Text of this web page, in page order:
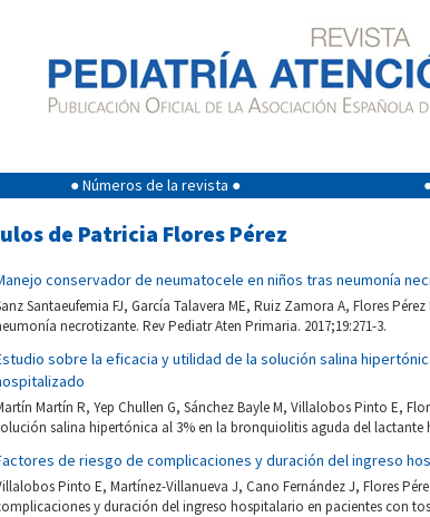
● Números de la revista ●
de Patricia Flores Pérez
conservador de neumatocele en niños tras neumonía
Santaeufemia FJ, García Talavera ME, Ruiz Zamora A, Flores
necrotizante. Rev Pediatr Aten Primaria. 2017;19:271-3.
sobre la eficacia y utilidad de la solución salina
Martín R, Yep Chullen G, Sánchez Bayle M, Villalobos Pinto E,
salina hipertónica al 3% en la bronquiolitis aguda del lactante
de riesgo de complicaciones y duración del ingreso
Pinto E, Martínez-Villanueva J, Cano Fernández J, Flores
y duración del ingreso hospitalario en pacientes con tos